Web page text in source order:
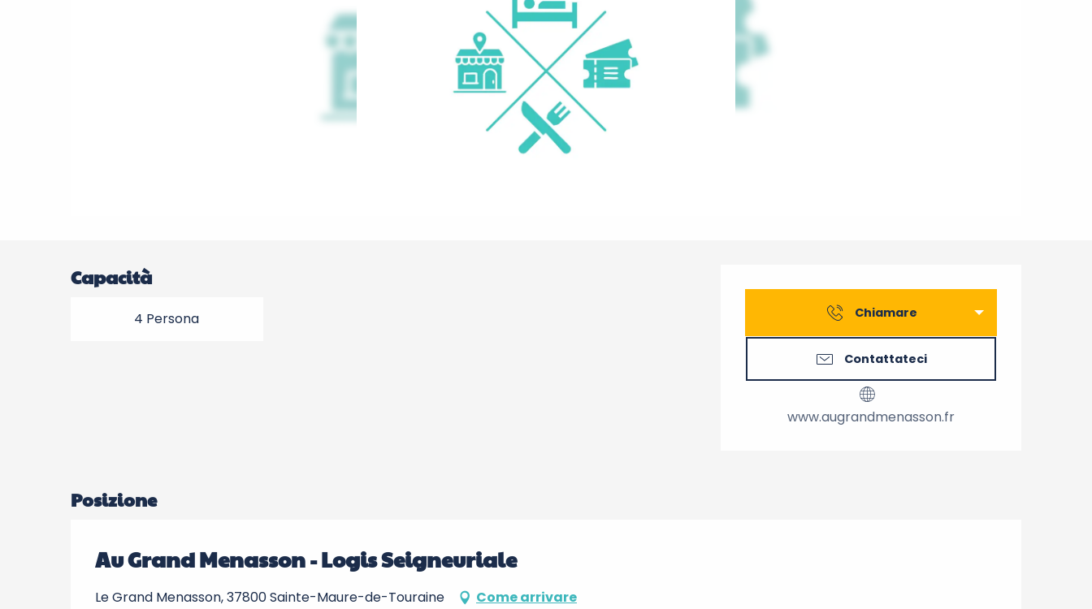
Orari e contatti
Chiamare
Contattateci
www.augrandmenasson.fr
Capacità
4 Persona
Posizione
Au Grand Menasson - Logis Seigneuriale
Le Grand Menasson, 37800 Sainte-Maure-de-Touraine Come arrivare